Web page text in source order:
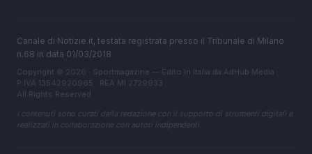
Canale di Notizie.it, testata registrata presso il Tribunale di Milano
n.68 in data 01/03/2018
Copyright © 2026 · Sportmagazine — Edito in Italia da AdHub Media
P.IVA 13542920965 · REA MI 2729933
All Rights Reserved
I contenuti sono curati dalla redazione con il supporto di strumenti digitali e
realizzati in collaborazione con autori indipendenti.